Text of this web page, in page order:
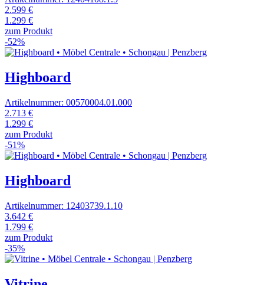
2.599 €
1.299 €
zum Produkt
-52%
Highboard
Artikelnummer: 00570004.01.000
2.713 €
1.299 €
zum Produkt
-51%
Highboard
Artikelnummer: 12403739.1.10
3.642 €
1.799 €
zum Produkt
-35%